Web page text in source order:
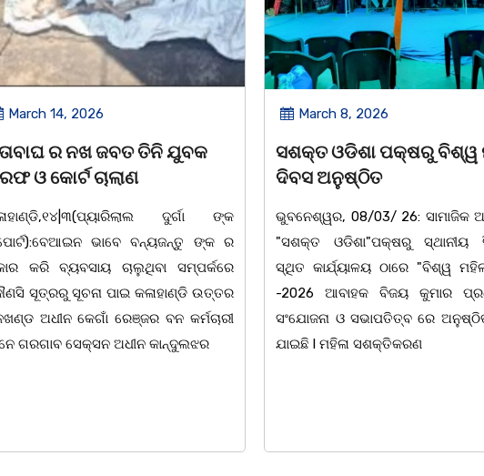
March 8, 2026
ଓଡିଶା ପକ୍ଷରୁ ବିଶ୍ୱ ମହିଳା
ଅନୁଷ୍ଠିତ
08/03/ 26: ସାମାଜିକ ଅନୁଷ୍ଠାନ
ଓଡିଶା"ପକ୍ଷରୁ ସ୍ଥାନୀୟ ସିଆରପି
କାର୍ଯ୍ୟାଳୟ ଠାରେ "ବିଶ୍ୱ ମହିଳା ଦିବସ
ଆବାହକ ବିଜୟ କୁମାର ପ୍ରଧାନଙ୍କ
ଓ ସଭାପତିତ୍ବ ରେ ଅନୁଷ୍ଠିତ ହୋଇ
l ମହିଳା ସଶକ୍ତିକରଣ
March 8, 2026
ଆନ୍ତର୍ଜାତୀୟ ମହିଳା ଦିବସ
ଉପଲକ୍ଷେ ନାଟକ ‘ଖାଣ୍ଟି ସୁନା’
ଚିଲିକା: ଆନ୍ତର୍ଜାତୀୟ ମହିଳା
ଅବସରରେ ବାଲୁଗାଁସ୍ଥିତ ମା'
ନିକେତନ ର ଓଡ଼ିଆ ଅସ୍ମିତା ଉପରେ
ନାଟକ "ଖାଣ୍ଟି ସୁନା" ଗୈ।ରୀ
ପ୍ରତିଷ୍ଠାନ, ଖୋର୍ଦ୍ଧା ଆନୁକୁଲ୍ୟରେ
ହୋଇଯାଇଛି। ଡ଼ଃ ପ୍ରଦୀପ ଭୈମିକ ଙ୍କ